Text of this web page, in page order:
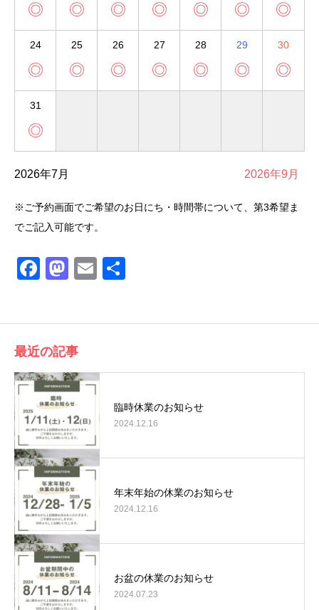
◎ ◎ ◎ ◎ ◎ ◎ ◎
24
◎
25
◎
26
◎
27
◎
28
◎
29
◎
30
◎
31
◎
2026年7月 2026年9月
※ご予約画面でご希望のお日にち・時間帯について、第3希望ま
でご記入可能です。
Facebook
Mastodon
Email
最近の記事
臨時休業のお知らせ
2024.12.16
年末年始の休業のお知らせ
2024.12.16
お盆の休業のお知らせ
2024.07.23